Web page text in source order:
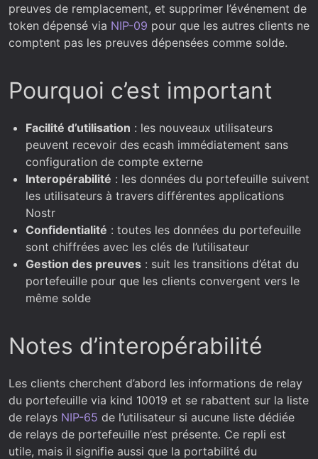
preuves de remplacement, et supprimer l’événement de
token dépensé via NIP-09 pour que les autres clients ne
comptent pas les preuves dépensées comme solde.
Pourquoi c’est important
Facilité d’utilisation : les nouveaux utilisateurs
peuvent recevoir des ecash immédiatement sans
configuration de compte externe
Interopérabilité : les données du portefeuille suivent
les utilisateurs à travers différentes applications
Nostr
Confidentialité : toutes les données du portefeuille
sont chiffrées avec les clés de l’utilisateur
Gestion des preuves : suit les transitions d’état du
portefeuille pour que les clients convergent vers le
même solde
Notes d’interopérabilité
Les clients cherchent d’abord les informations de relay
du portefeuille via kind 10019 et se rabattent sur la liste
de relays NIP-65 de l’utilisateur si aucune liste dédiée
de relays de portefeuille n’est présente. Ce repli est
utile, mais il signifie aussi que la portabilité du